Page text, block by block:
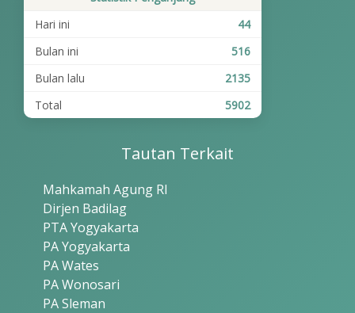
Hari ini
44
Bulan ini
516
Bulan lalu
2135
Total
5902
Tautan Terkait
Mahkamah Agung RI
Dirjen Badilag
PTA Yogyakarta
PA Yogyakarta
PA Wates
PA Wonosari
PA Sleman